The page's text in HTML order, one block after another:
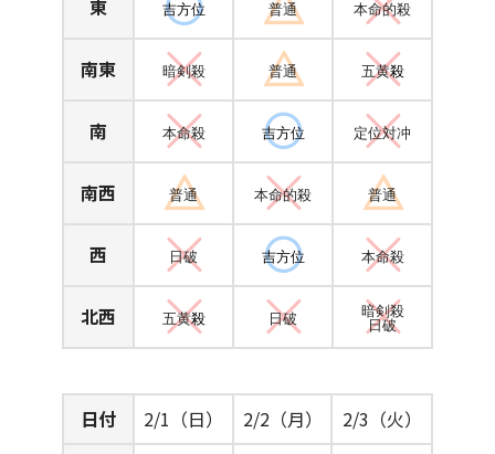
東 吉方位 普通 本命的殺
南東 暗剣殺 普通 五黄殺
南 本命殺 吉方位 定位対冲
南西 普通 本命的殺 普通
西 日破 吉方位 本命殺
北西 五黄殺 日破
暗剣殺
日破
日付 2/1（日） 2/2（月）
2/3（火）